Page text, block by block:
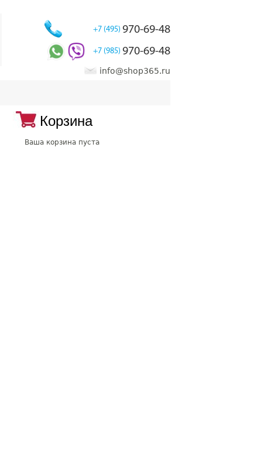
+7 (495) 970-69-48
+7 (985) 970-69-48
info@shop365.ru
Корзина
Ваша корзина пуста